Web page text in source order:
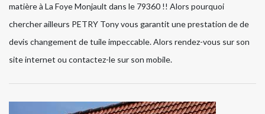
matière à La Foye Monjault dans le 79360 !! Alors pourquoi
chercher ailleurs PETRY Tony vous garantit une prestation de de
devis changement de tuile impeccable. Alors rendez-vous sur son
site internet ou contactez-le sur son mobile.